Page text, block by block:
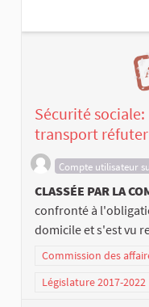
Sécurité
transport
Compte utilisateur
CLASSÉE PAR LA
confronté à
domicile et s'est vu
Commission des
Législature 2017-2022